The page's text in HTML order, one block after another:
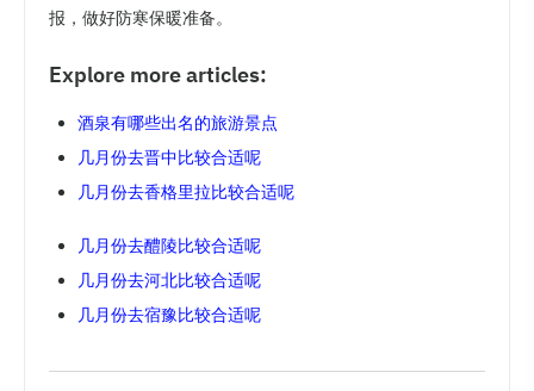
报，做好防寒保暖准备。
Explore more articles:
酒泉有哪些出名的旅游景点
几月份去晋中比较合适呢
几月份去香格里拉比较合适呢
几月份去醴陵比较合适呢
几月份去河北比较合适呢
几月份去宿豫比较合适呢